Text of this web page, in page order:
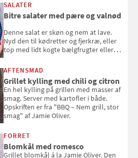
SALATER
Bitre salater med pære og valnød
Denne salat er skøn og nem at lave.
Nyd den til kødretter og fjerkræ, eller
top med lidt kogte bælgfrugter eller
selvstændigt måltid. Opskriften er fra
Louisa Lorangs kogebog "Salat".
AFTENSMAD
Grillet kylling med chili og citron
En hel kylling på grillen med masser af
smag. Server med kartofler i både.
Opskriften er fra "BBQ – Nem grill, stor
smag" af Jamie Oliver.
FORRET
Blomkål med romesco
Grillet blomkål á la Jamie Oliver. Den